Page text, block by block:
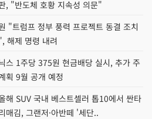
, "반도체 호황 지속성 의문"
"트럼프 정부 풍력 프로젝트 동결 조치
해제 명령 내려
스 1주당 375원 현금배당 실시, 추가 주
획 9월 공개 예정
해 SUV 국내 베스트셀러 톱10에서 싼타
매김, 그랜저·아반떼 '세단..